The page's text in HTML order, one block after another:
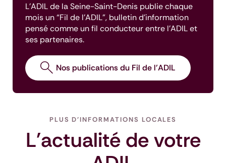
L’ADIL de la Seine-Saint-Denis publie chaque
mois un “Fil de l'ADIL”, bulletin d'information
pensé comme un fil conducteur entre l'ADIL et
ses partenaires.
Nos publications du Fil de l'ADIL
L'actualité de votre
PLUS D'INFORMATIONS LOCALES